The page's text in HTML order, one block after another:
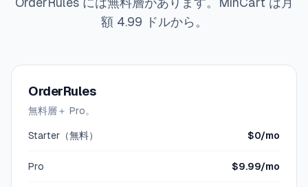
額 4.99 ドルから。
OrderRules
無料層＋ Pro。
Starter（無料） $0/mo
Pro $9.99/mo